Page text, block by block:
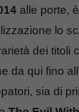
alle porte,
lo
dei titoli
da qui fino
sia di